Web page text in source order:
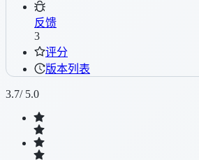
反馈
3
评分
版本列表
3.7/ 5.0